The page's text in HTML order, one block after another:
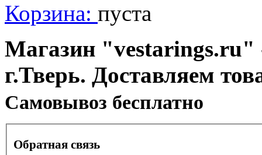
Корзина: пуста
Магазин "vestarings.ru"
г.Тверь. Доставляем
Cамовывоз бесплатно
Обратная связь